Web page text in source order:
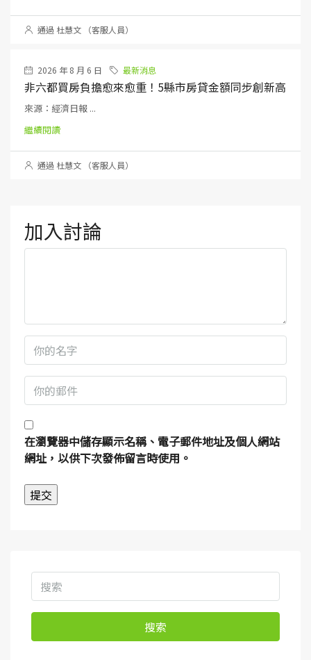
通過 杜慧文 （客服人員）
2026 年 8 月 6 日 最新消息
非六都買房負擔愈來愈重！5縣市房貸金額同步創新高
來源：經濟日報 ...
繼續閱讀
通過 杜慧文 （客服人員）
加入討論
在瀏覽器中儲存顯示名稱、電子郵件地址及個人網站
網址，以供下次發佈留言時使用。
搜索